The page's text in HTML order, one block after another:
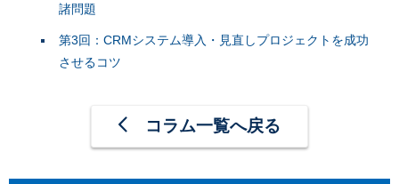
諸問題
第3回：CRMシステム導入・見直しプロジェクトを成功
させるコツ
コラム一覧へ戻る